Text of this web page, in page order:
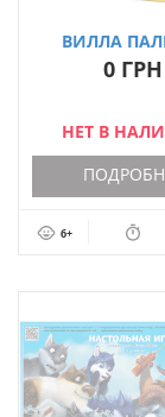
ВИЛЛА
(VILLA0 ГРН
НЕТ В
6+